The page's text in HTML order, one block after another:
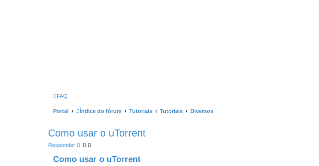
FAQ
Portal Índice do fórum Tutoriais Tutoriais Diversos
Como usar o uTorrent
Responder
Como usar o uTorrent